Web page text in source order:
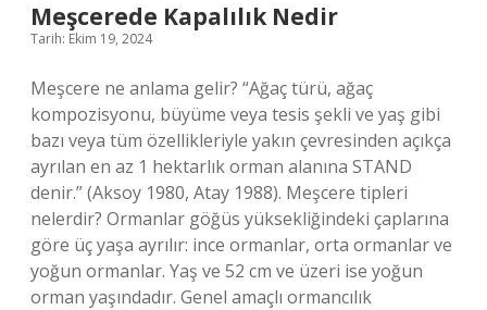
Meşcerede Kapalılık Nedir
Tarih: Ekim 19, 2024
Meşcere ne anlama gelir? “Ağaç türü, ağaç
kompozisyonu, büyüme veya tesis şekli ve yaş gibi
bazı veya tüm özellikleriyle yakın çevresinden açıkça
ayrılan en az 1 hektarlık orman alanına STAND
denir.” (Aksoy 1980, Atay 1988). Meşcere tipleri
nelerdir? Ormanlar göğüs yüksekliğindeki çaplarına
göre üç yaşa ayrılır: ince ormanlar, orta ormanlar ve
yoğun ormanlar. Yaş ve 52 cm ve üzeri ise yoğun
orman yaşındadır. Genel amaçlı ormancılık